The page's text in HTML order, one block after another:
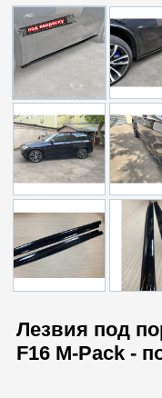
Лезвия под
F16 M-Pack -